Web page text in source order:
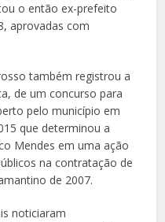
o então ex-prefeito
aprovadas com
também registrou a
de um concurso para
pelo município em
que determinou a
Mendes em uma ação
na contratação de
de 2007.
noticiaram